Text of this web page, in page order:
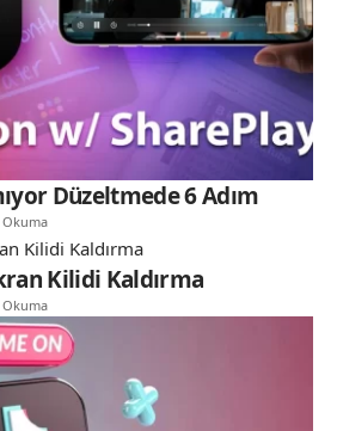
Düzeltmede 6 Adım
Kilidi Kaldırma